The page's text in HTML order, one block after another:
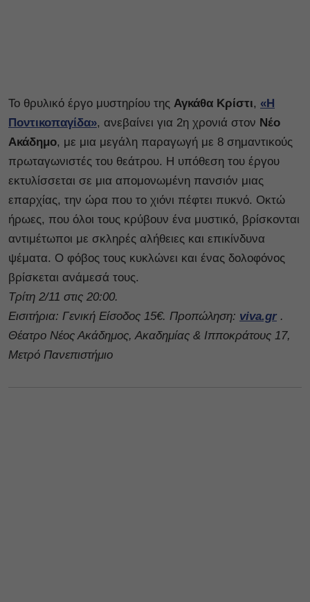
Το θρυλικό έργο μυστηρίου της Αγκάθα Κρίστι, «Η
Ποντικοπαγίδα», ανεβαίνει για 2η χρονιά στον Νέο
Ακάδημο, με μια μεγάλη παραγωγή με 8 σημαντικούς
πρωταγωνιστές του θεάτρου. Η υπόθεση του έργου
εκτυλίσσεται σε μια απομονωμένη πανσιόν μιας
επαρχίας, την ώρα που το χιόνι πέφτει πυκνό. Οκτώ
ήρωες, που όλοι τους κρύβουν ένα μυστικό, βρίσκονται
αντιμέτωποι με σκληρές αλήθειες και επικίνδυνα
ψέματα. Ο φόβος τους κυκλώνει και ένας δολοφόνος
βρίσκεται ανάμεσά τους.
Τρίτη 2/11 στις 20:00.
Εισιτήρια: Γενική Είσοδος 15€. Προπώληση: viva.gr.
Θέατρο Νέος Ακάδημος, Ακαδημίας & Ιπποκράτους 17,
Μετρό Πανεπιστήμιο